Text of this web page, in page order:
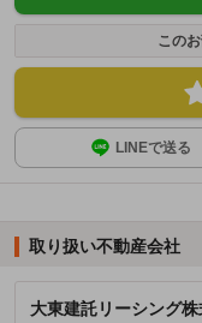
この
LINEで送る
取り扱い不動産会社
大東建託リーシング